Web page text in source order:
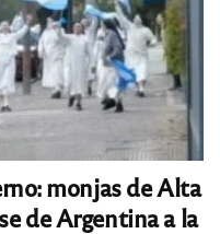
monjas de Alta
de Argentina a la